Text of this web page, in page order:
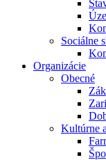
Sociálne
Organizácie
Obecné
Kultúrne